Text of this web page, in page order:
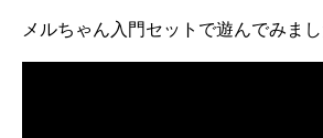
メルちゃん入門セットで遊んでみま